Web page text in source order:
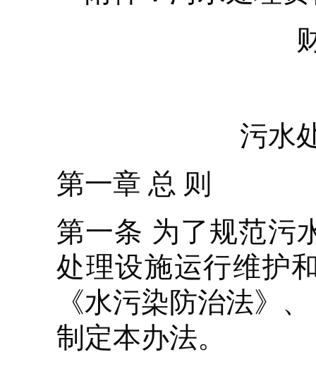
污水
第一章 总 则
第一条 为了规范污
处理设施运行维护
《水污染防治法》
制定本办法。